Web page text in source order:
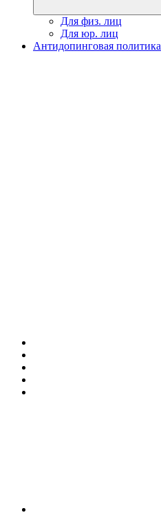
Для физ. лиц
Для юр. лиц
Антидопинговая политика